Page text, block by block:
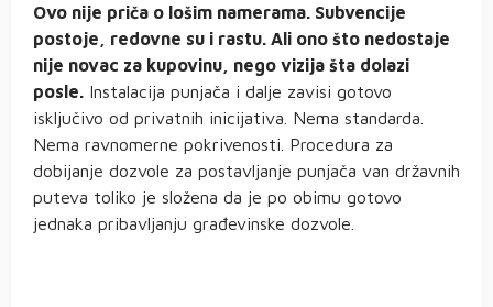
Ovo nije priča o lošim namerama. Subvencije
postoje, redovne su i rastu. Ali ono što nedostaje
nije novac za kupovinu, nego vizija šta dolazi
posle. Instalacija punjača i dalje zavisi gotovo
isključivo od privatnih inicijativa. Nema standarda.
Nema ravnomerne pokrivenosti. Procedura za
dobijanje dozvole za postavljanje punjača van državnih
puteva toliko je složena da je po obimu gotovo
jednaka pribavljanju građevinske dozvole.